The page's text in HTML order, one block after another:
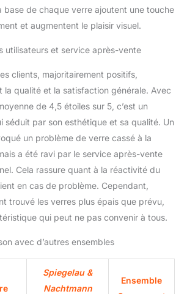
base de chaque verre ajoutent une touche
et augmentent le plaisir visuel.
utilisateurs et service après-vente
clients, majoritairement positifs,
la qualité et la satisfaction générale. Avec
de 4,5 étoiles sur 5, c’est un
séduit par son esthétique et sa qualité. Un
un problème de verre cassé à la
a été ravi par le service après-vente
Cela rassure quant à la réactivité du
en cas de problème. Cependant,
trouvé les verres plus épais que prévu,
qui peut ne pas convenir à tous.
avec d’autres ensembles
Spiegelau &
Nachtmann
Ensemble